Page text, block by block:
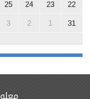
22
23
24
25
31
1
2
3